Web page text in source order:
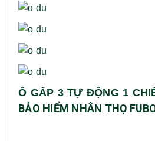
Ô GẤP 3 TỰ ĐỘNG 1
BẢO HIỂM NHÂN THỌ